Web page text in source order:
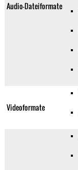
Audio-Dateiformate
Videoformate